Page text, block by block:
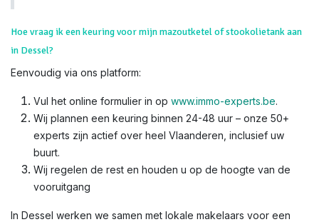
Hoe vraag ik een keuring voor mijn mazoutketel of stookolietank aan
in Dessel?
Eenvoudig via ons platform:
Vul het online formulier in op www.immo-experts.be.
Wij plannen een keuring binnen 24-48 uur – onze 50+
experts zijn actief over heel Vlaanderen, inclusief uw
buurt.
Wij regelen de rest en houden u op de hoogte van de
vooruitgang
In Dessel werken we samen met lokale makelaars voor een